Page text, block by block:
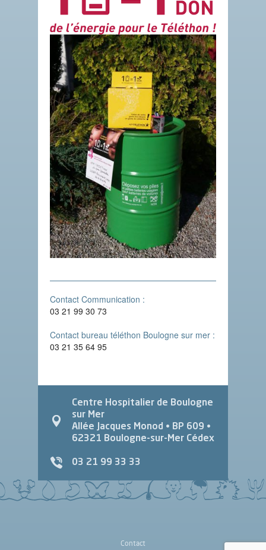
Contact Communication :
03 21 99 30 73
Contact bureau téléthon Boulogne sur mer :
03 21 35 64 95
Centre Hospitalier de Boulogne
sur Mer
Allée Jacques Monod • BP 609 •
62321 Boulogne-sur-Mer Cédex
03 21 99 33 33
Contact